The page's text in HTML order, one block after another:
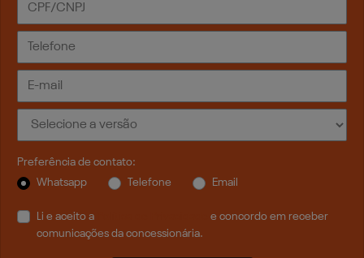
Preferência de contato:
Whatsapp
Telefone Email
Li e aceito a
e concordo em receber
comunicações da concessionária.